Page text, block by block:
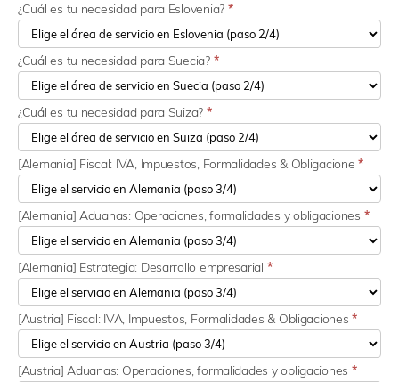
¿Cuál es tu necesidad para Eslovenia? *
¿Cuál es tu necesidad para Suecia? *
¿Cuál es tu necesidad para Suiza? *
[Alemania] Fiscal: IVA, Impuestos, Formalidades & Obligacione*
[Alemania] Aduanas: Operaciones, formalidades y obligaciones *
[Alemania] Estrategia: Desarrollo empresarial *
[Austria] Fiscal: IVA, Impuestos, Formalidades & Obligaciones*
[Austria] Aduanas: Operaciones, formalidades y obligaciones *